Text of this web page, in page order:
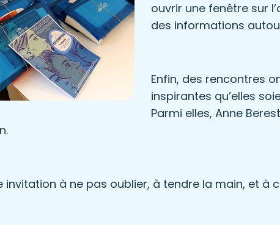
ouvrir une fenêtre sur
des informations
Enfin, des rencontres
inspirantes qu’elles
Parmi elles, Anne
à ne pas oublier, à tendre la main, et à